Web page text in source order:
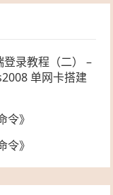
录教程（二） –
单网卡搭建
令》
令》